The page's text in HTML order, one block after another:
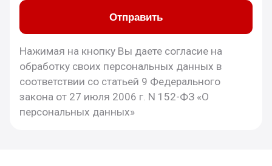
Отправить
Нажимая на кнопку Вы даете согласие на
обработку своих персональных данных в
соответствии со статьей 9 Федерального
закона от 27 июля 2006 г. N 152-ФЗ «О
персональных данных»